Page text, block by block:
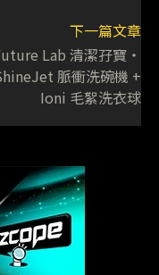
下一篇文章
Lab 清潔孖寶・
脈衝洗碗機 +
Ioni 毛絮洗衣球